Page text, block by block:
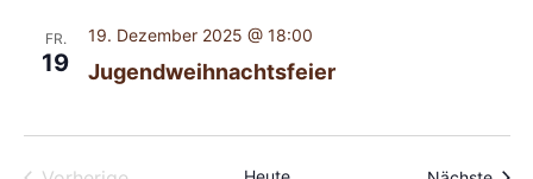
FR.
19 Jugendweihnachtsfeier
19. Dezember 2025 @ 18:00